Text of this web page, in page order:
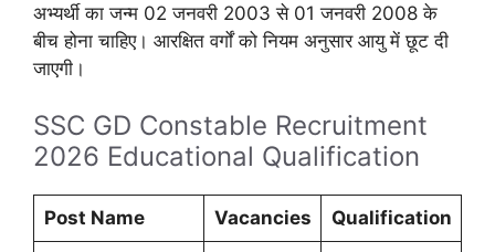
अभ्यर्थी का जन्म 02 जनवरी 2003 से 01 जनवरी 2008 के
बीच होना चाहिए। आरक्षित वर्गों को नियम अनुसार आयु में छूट दी
जाएगी।
SSC GD Constable Recruitment
2026 Educational Qualification
Post Name Vacancies Qualification